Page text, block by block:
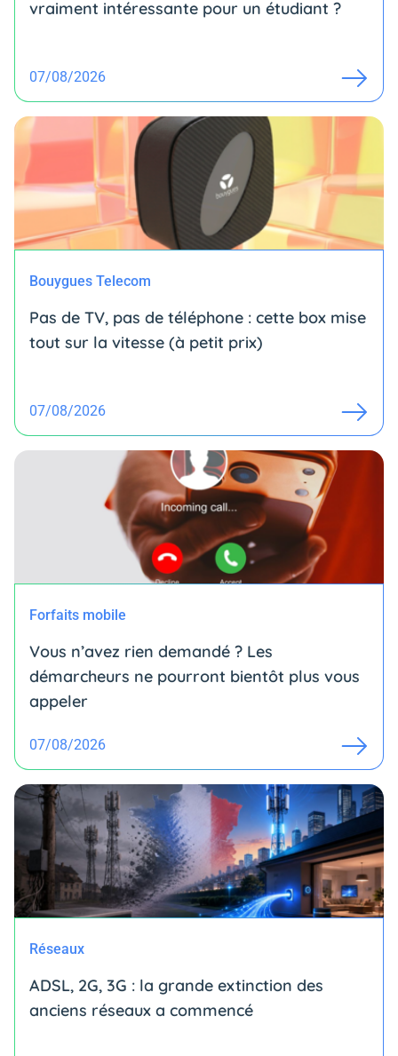
vraiment intéressante pour un étudiant ?
07/08/2026
Bouygues Telecom
Pas de TV, pas de téléphone : cette box mise
tout sur la vitesse (à petit prix)
07/08/2026
Forfaits mobile
Vous n’avez rien demandé ? Les
démarcheurs ne pourront bientôt plus vous
appeler
07/08/2026
Réseaux
ADSL, 2G, 3G : la grande extinction des
anciens réseaux a commencé